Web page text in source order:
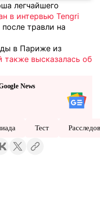
легчайшего
в интервью Tengri
после травли на
в Париже из
высказалась об
News
Тест